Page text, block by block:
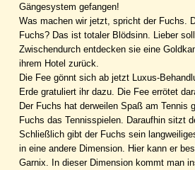
Gängesystem gefangen!
Was machen wir jetzt, spricht der Fuchs.
Fuchs? Das ist totaler Blödsinn. Lieber
Zwischendurch entdecken sie eine
ihrem Hotel zurück.
Die Fee gönnt sich ab jetzt Luxus-
Erde gratuliert ihr dazu. Die Fee errötet
Der Fuchs hat derweilen Spaß am Tennis
Fuchs das Tennisspielen. Daraufhin sitzt
Schließlich gibt der Fuchs sein
in eine andere Dimension. Hier kann er
Garnix. In dieser Dimension kommt man